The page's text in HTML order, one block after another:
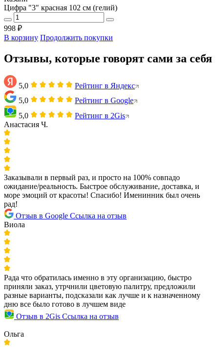
Цифра "3" красная 102 см (гелий)
998 ₽
В корзину Продолжить покупки
Отзывы, которые говорят сами за себя
5,0
Рейтинг в Яндекс
5,0
Рейтинг в Google
5,0
Рейтинг в 2Gis
Анастасия Ч.
Заказывали в первый раз, и просто на 100% совпадо
ожидание/реальность. Быстрое обслуживание, доставка, и
море эмоций от красоты! Спасибо! Именинник был очень
рад!
Отзыв в Google Ссылка на отзыв
Виола
Рада что обратилась именно в эту организацию, быстро
приняли заказ, утрчнили цветовую палитру, предложили
разные варианты, подсказали как лучше и к назначенному
дню все было готово в лучшем виде
Отзыв в 2Gis Ссылка на отзыв
Ольга